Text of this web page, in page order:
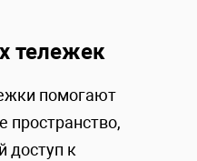
тележек
помогают
пространство,
доступ к